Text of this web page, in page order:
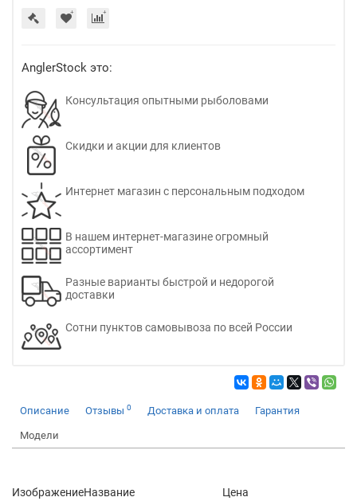
AnglerStock это:
Консультация опытными рыболовами
Скидки и акции для клиентов
Интернет магазин с персональным подходом
В нашем интернет-магазине огромный
ассортимент
Разные варианты быстрой и недорогой
доставки
Сотни пунктов самовывоза по всей России
Описание Отзывы 0 Доставка и оплата Гарантия
Модели
ИзображениеНазвание Цена